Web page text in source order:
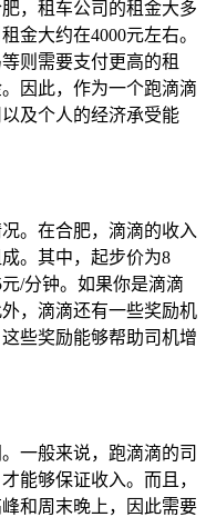
，租车公司的租金大多
金大约在4000元左右。
则需要支付更高的租
因此，作为一个跑滴滴
及个人的经济承受能
。在合肥，滴滴的收入
。其中，起步价为8
/分钟。如果你是滴滴
，滴滴还有一些奖励机
些奖励能够帮助司机增
一般来说，跑滴滴的司
能够保证收入。而且，
和周末晚上，因此需要